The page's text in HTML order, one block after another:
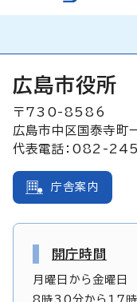
広島市役所
〒730-8586
広島市中区国泰寺
代表電話：082-
庁舎案内
開庁時間
月曜日から金曜日
8時30分から17時